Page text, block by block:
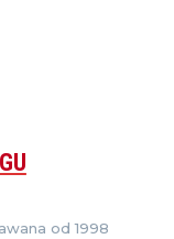
od 1998